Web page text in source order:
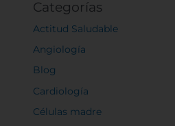
Categorías
Actitud Saludable
Angiología
Blog
Cardiología
Células madre